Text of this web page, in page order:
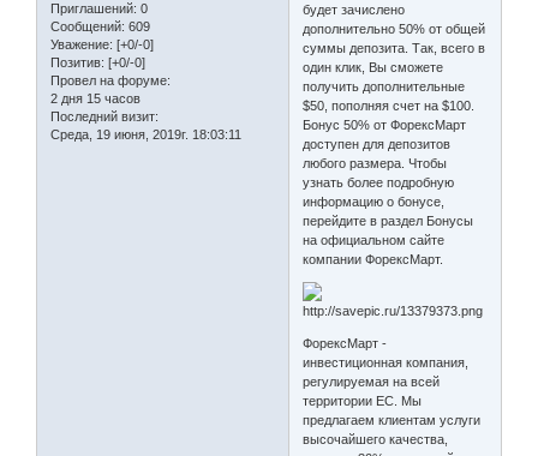
Приглашений: 0
Сообщений: 609
Уважение: [+0/-0]
Позитив: [+0/-0]
Провел на форуме:
2 дня 15 часов
Последний визит:
Среда, 19 июня, 2019г. 18:03:11
будет зачислено
дополнительно 50% от общей
суммы депозита. Так, всего в
один клик, Вы сможете
получить дополнительные
$50, пополняя счет на $100.
Бонус 50% от ФорексМарт
доступен для депозитов
любого размера. Чтобы
узнать более подробную
информацию о бонусе,
перейдите в раздел Бонусы
на официальном сайте
компании ФорексМарт.
ФорексМарт -
инвестиционная компания,
регулируемая на всей
территории ЕС. Мы
предлагаем клиентам услуги
высочайшего качества,